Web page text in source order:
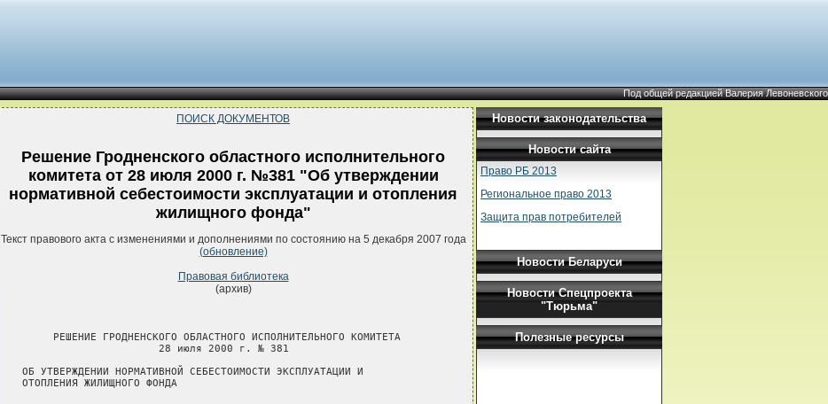
Под общей редакцией Валерия Левоневского
ПОИСК ДОКУМЕНТОВ
Решение Гродненского областного исполнительного
комитета от 28 июля 2000 г. №381 "Об утверждении
нормативной себестоимости эксплуатации и отопления
жилищного фонда"
Текст правового акта с изменениями и дополнениями по состоянию на 5 декабря 2007 года
(обновление)
Правовая библиотека
(архив)
      РЕШЕНИЕ ГРОДНЕНСКОГО ОБЛАСТНОГО ИСПОЛНИТЕЛЬНОГО КОМИТЕТА
                       28 июля 2000 г. № 381
ОБ УТВЕРЖДЕНИИ НОРМАТИВНОЙ СЕБЕСТОИМОСТИ ЭКСПЛУАТАЦИИ И
ОТОПЛЕНИЯ ЖИЛИЩНОГО ФОНДА
Новости законодательства
Новости сайта
Право РБ 2013
Региональное право 2013
Защита прав потребителей
Новости Беларуси
Новости Спецпроекта
"Тюрьма"
Полезные ресурсы